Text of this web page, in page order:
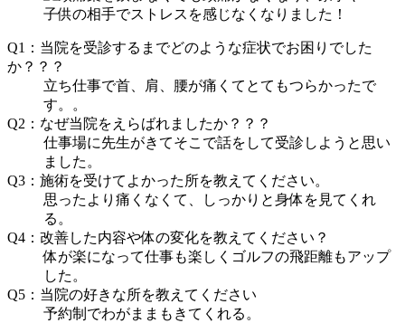
Q1：当院を受診するまでどのような症状でお困りでした
か？？？
立ち仕事で首、肩、腰が痛くてとてもつらかったで
す。。
Q2：なぜ当院をえらばれましたか？？？
仕事場に先生がきてそこで話をして受診しようと思い
ました。
Q3：施術を受けてよかった所を教えてください。
思ったより痛くなくて、しっかりと身体を見てくれ
る。
Q4：改善した内容や体の変化を教えてください？
体が楽になって仕事も楽しくゴルフの飛距離もアップ
した。
Q5：当院の好きな所を教えてください
予約制でわがままもきてくれる。